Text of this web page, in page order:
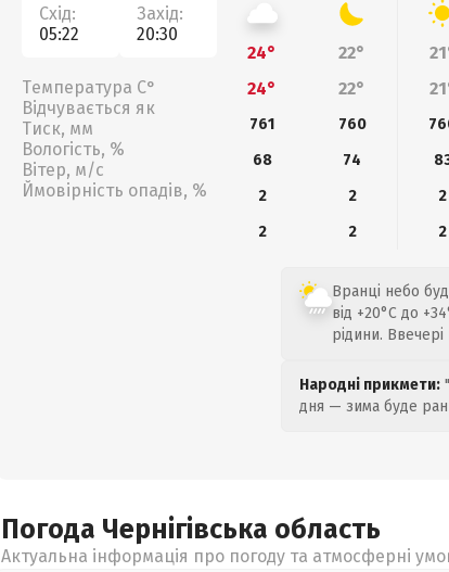
Схід:
05:22
Захід:
20:30
Температура С°
Відчувається як
Тиск, мм
Вологість, %
Вітер, м/с
Ймовірність опадів, %
24° 22°
24°
22°
761 760
68
74
2
2 2
2
2 2
Вранці небо
від +20°C до
рідини.
Народні прикмети:
дня — зима буде
Погода Чернігівська область
Актуальна інформація про погоду та атмосферні